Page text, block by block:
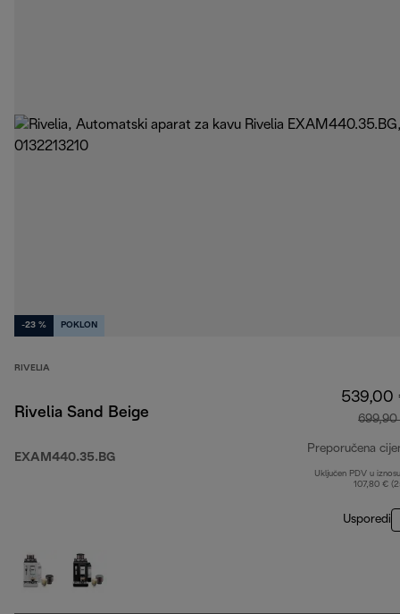
-23 % POKLON
RIVELIA
Rivelia Sand Beige
EXAM440.35.BG
539,00
Preporučena
Uključen PDV u
107,80 €
Usporedi